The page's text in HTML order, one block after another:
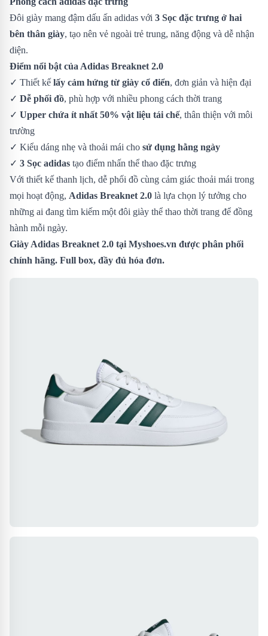
Đôi giày mang đậm dấu ấn adidas với 3 Sọc đặc trưng ở hai
bên thân giày, tạo nên vẻ ngoài trẻ trung, năng động và dễ nhận
diện.
Điểm nổi bật của Adidas Breaknet 2.0
✓ Thiết kế lấy cảm hứng từ giày cổ điển, đơn giản và hiện đại
✓ Dễ phối đồ, phù hợp với nhiều phong cách thời trang
✓ Upper chứa ít nhất 50% vật liệu tái chế, thân thiện với môi
trường
✓ Kiểu dáng nhẹ và thoải mái cho sử dụng hằng ngày
✓ 3 Sọc adidas tạo điểm nhấn thể thao đặc trưng
Với thiết kế thanh lịch, dễ phối đồ cùng cảm giác thoải mái trong
mọi hoạt động, Adidas Breaknet 2.0 là lựa chọn lý tưởng cho
những ai đang tìm kiếm một đôi giày thể thao thời trang để đồng
hành mỗi ngày.
Giày Adidas Breaknet 2.0 tại Myshoes.vn được phân phối
chính hãng. Full box, đầy đủ hóa đơn.